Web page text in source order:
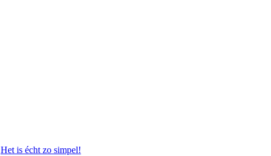
Het is écht zo simpel!